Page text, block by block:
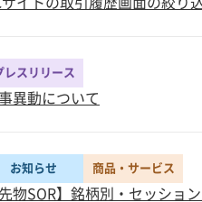
レスリリース
異動について
お知らせ 商品・サービス
先物SOR】銘柄別・セッショ